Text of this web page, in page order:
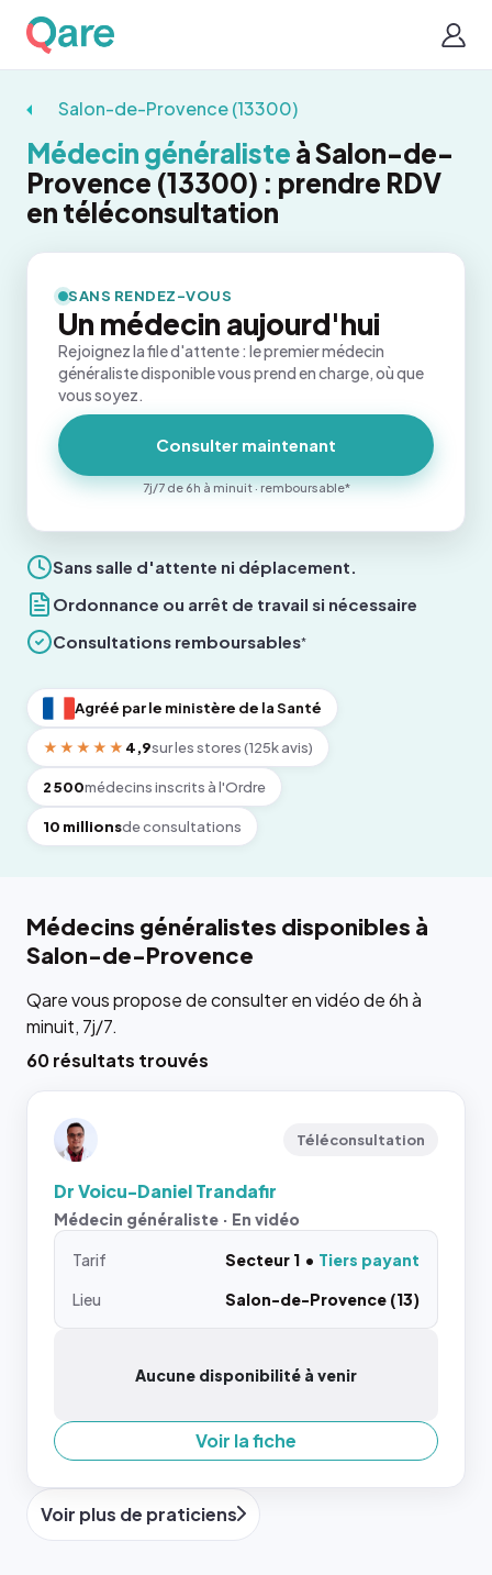
Salon-de-Provence (13300)
Médecin généraliste à Salon-de-
Provence (13300) : prendre RDV
en téléconsultation
Sans salle d'attente ni déplacement.
Ordonnance ou arrêt de travail si nécessaire
Consultations remboursables*
Agréé par le ministère de la Santé
★★★★★ 4,9sur les stores (125k avis)
2 500médecins inscrits à l'Ordre
10 millionsde consultations
SANS RENDEZ-VOUS
Un médecin aujourd'hui
Rejoignez la file d'attente : le premier médecin
généraliste disponible vous prend en charge, où que
vous soyez.
Consulter maintenant
7j/7 de 6h à minuit · remboursable*
Médecins généralistes disponibles à
Salon-de-Provence
Qare vous propose de consulter en vidéo de 6h à
minuit, 7j/7.
60 résultats trouvés
Téléconsultation
Dr Voicu-Daniel Trandafir
Médecin généraliste · En vidéo
Tarif Secteur 1
Tiers payant
Lieu
Salon-de-Provence (13)
Aucune disponibilité à venir
Voir la fiche
Voir plus de praticiens